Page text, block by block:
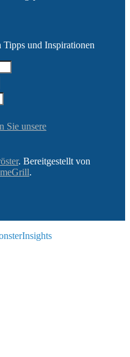
und Inspirationen
Sie unsere
. Bereitgestellt von
.